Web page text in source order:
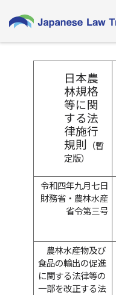
日本農
林規格
等に関
する法
律施行
規則
（暫
定版）
令和四年九月七日
財務省・農林水産
省令第三号
農林水産物及び
食品の輸出の促進
に関する法律等の
一部を改正する法